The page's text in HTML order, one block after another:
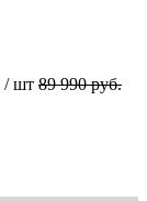
/ шт 89 990 руб.